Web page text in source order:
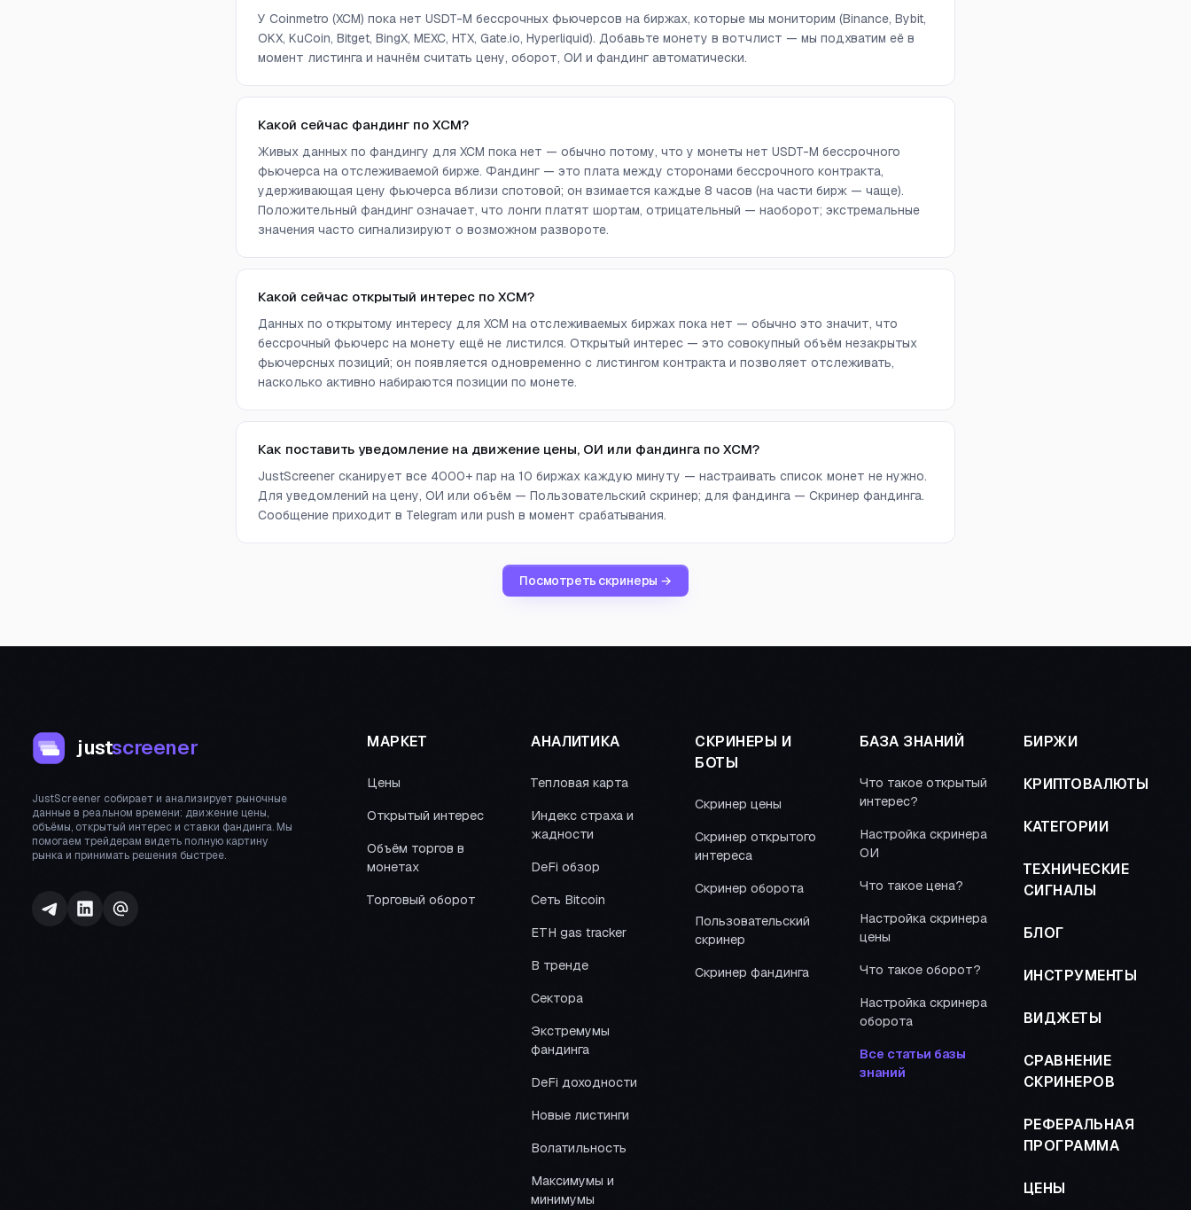
У Coinmetro (XCM) пока нет USDT-M бессрочных фьючерсов на биржах, которые мы мониторим (Binance, Bybit,
OKX, KuCoin, Bitget, BingX, MEXC, HTX, Gate.io, Hyperliquid). Добавьте монету в вотчлист — мы подхватим её в
момент листинга и начнём считать цену, оборот, ОИ и фандинг автоматически.
Какой сейчас фандинг по XCM?
Живых данных по фандингу для XCM пока нет — обычно потому, что у монеты нет USDT-M бессрочного
фьючерса на отслеживаемой бирже. Фандинг — это плата между сторонами бессрочного контракта,
удерживающая цену фьючерса вблизи спотовой; он взимается каждые 8 часов (на части бирж — чаще).
Положительный фандинг означает, что лонги платят шортам, отрицательный — наоборот; экстремальные
значения часто сигнализируют о возможном развороте.
Какой сейчас открытый интерес по XCM?
Данных по открытому интересу для XCM на отслеживаемых биржах пока нет — обычно это значит, что
бессрочный фьючерс на монету ещё не листился. Открытый интерес — это совокупный объём незакрытых
фьючерсных позиций; он появляется одновременно с листингом контракта и позволяет отслеживать,
насколько активно набираются позиции по монете.
Как поставить уведомление на движение цены, ОИ или фандинга по XCM?
JustScreener сканирует все 4000+ пар на 10 биржах каждую минуту — настраивать список монет не нужно.
Для уведомлений на цену, ОИ или объём — Пользовательский скринер; для фандинга — Скринер фандинга.
Сообщение приходит в Telegram или push в момент срабатывания.
Посмотреть скринеры →
justscreener
JustScreener собирает и анализирует рыночные
данные в реальном времени: движение цены,
объёмы, открытый интерес и ставки фандинга. Мы
помогаем трейдерам видеть полную картину
рынка и принимать решения быстрее.
МАРКЕТ
Цены
Открытый интерес
Объём торгов в
монетах
Торговый оборот
АНАЛИТИКА
Тепловая карта
Индекс страха и
жадности
DeFi обзор
Сеть Bitcoin
ETH gas tracker
В тренде
Сектора
Экстремумы
фандинга
DeFi доходности
Новые листинги
Волатильность
Максимумы и
минимумы
СКРИНЕРЫ И
БОТЫ
Скринер цены
Скринер открытого
интереса
Скринер оборота
Пользовательский
скринер
Скринер фандинга
БАЗА ЗНАНИЙ
Что такое открытый
интерес?
Настройка скринера
ОИ
Что такое цена?
Настройка скринера
цены
Что такое оборот?
Настройка скринера
оборота
Все статьи базы
знаний
БИРЖИ
КРИПТОВАЛЮТЫ
КАТЕГОРИИ
ТЕХНИЧЕСКИЕ
СИГНАЛЫ
БЛОГ
ИНСТРУМЕНТЫ
ВИДЖЕТЫ
СРАВНЕНИЕ
СКРИНЕРОВ
РЕФЕРАЛЬНАЯ
ПРОГРАММА
ЦЕНЫ